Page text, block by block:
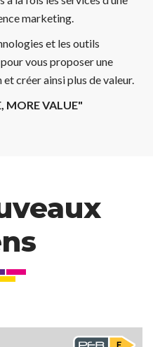
marketing.
et les outils
vous proposer une
créer ainsi plus de valeur.
MORE VALUE"